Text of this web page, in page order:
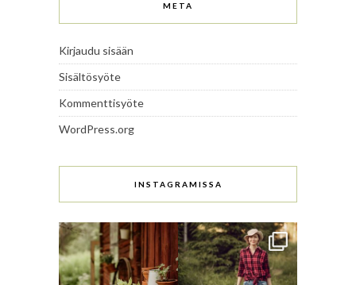
META
Kirjaudu sisään
Sisältösyöte
Kommenttisyöte
WordPress.org
INSTAGRAMISSA